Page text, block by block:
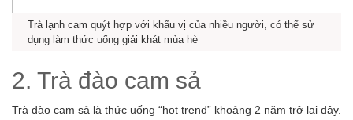
Trà lạnh cam quýt hợp với khẩu vị của nhiều người, có thể sử
dụng làm thức uống giải khát mùa hè
2. Trà đào cam sả
Trà đào cam sả là thức uống “hot trend” khoảng 2 năm trở lại đây.